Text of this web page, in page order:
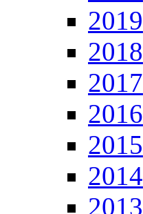
2019
2018
2017
2016
2015
2014
2013